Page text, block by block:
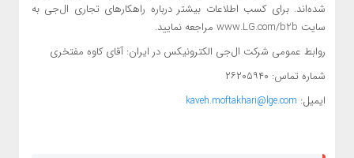
شده‌اند. برای کسب اطلاعات بیشتر درباره راهکارهای تجاری ال‌جی به
سایت www.LG.com/b2b مراجعه نمایید.
روابط عمومی شرکت ال‌جی الکترونیکس در ایران: آقای کاوه مفتخری
شماره تماس: ۲۶۲۰۵۹۴۰
ایمیل: kaveh.moftakhari@lge.com